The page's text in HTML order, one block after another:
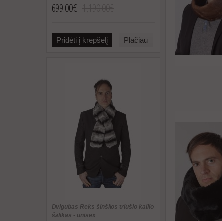
699.00€
Pridėti į krepšelį Plačiau
Dvigubas Reks šinšilos triušio kailio
šalikas - unisex